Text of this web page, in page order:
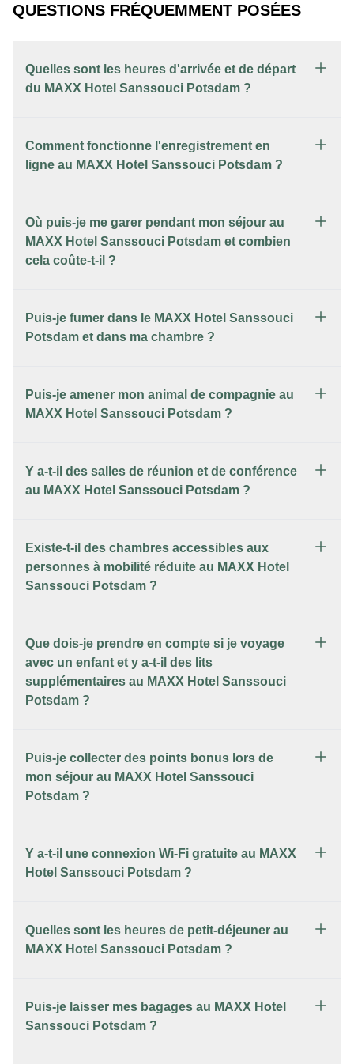
QUESTIONS FRÉQUEMMENT POSÉES
Quelles sont les heures d'arrivée et de départ
du MAXX Hotel Sanssouci Potsdam ?
Comment fonctionne l'enregistrement en
ligne au MAXX Hotel Sanssouci Potsdam ?
Où puis-je me garer pendant mon séjour au
MAXX Hotel Sanssouci Potsdam et combien
cela coûte-t-il ?
Puis-je fumer dans le MAXX Hotel Sanssouci
Potsdam et dans ma chambre ?
Puis-je amener mon animal de compagnie au
MAXX Hotel Sanssouci Potsdam ?
Y a-t-il des salles de réunion et de conférence
au MAXX Hotel Sanssouci Potsdam ?
Existe-t-il des chambres accessibles aux
personnes à mobilité réduite au MAXX Hotel
Sanssouci Potsdam ?
Que dois-je prendre en compte si je voyage
avec un enfant et y a-t-il des lits
supplémentaires au MAXX Hotel Sanssouci
Potsdam ?
Puis-je collecter des points bonus lors de
mon séjour au MAXX Hotel Sanssouci
Potsdam ?
Y a-t-il une connexion Wi-Fi gratuite au MAXX
Hotel Sanssouci Potsdam ?
Quelles sont les heures de petit-déjeuner au
MAXX Hotel Sanssouci Potsdam ?
Puis-je laisser mes bagages au MAXX Hotel
Sanssouci Potsdam ?